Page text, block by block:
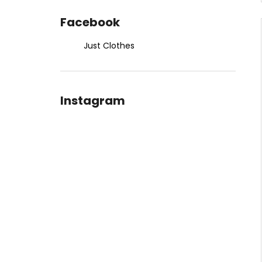
Facebook
Just Clothes
Instagram